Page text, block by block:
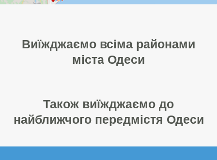
Виїжджаємо всіма районами
міста Одеси
Також виїжджаємо до
найближчого передмістя Одеси